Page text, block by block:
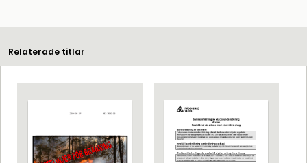
Relaterade titlar